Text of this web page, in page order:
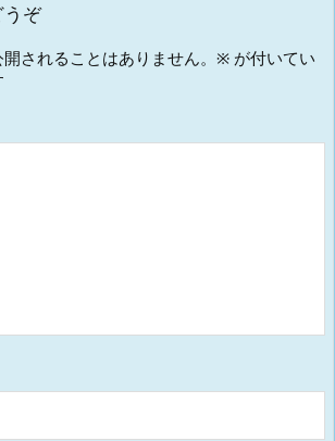
うぞ
されることはありません。 ※ が付いてい